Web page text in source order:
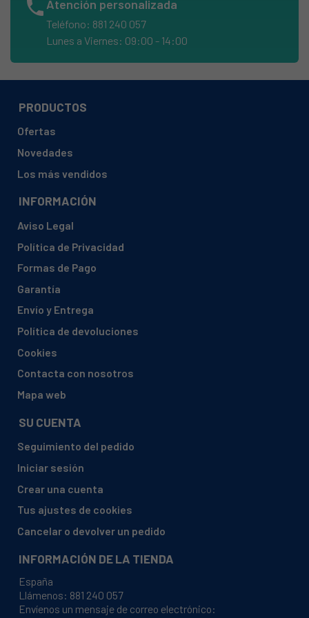
AMICA, DIM436ABH
AMICA, DIM436ACBD
AMICA, DIM604H
AMICA, DIM636ABH
AMICA, DIM638ACNBTLRKD
AMICA, EGSP 14569 V
AMICA, EGSP 14663 V
AMICA, EGSP 14695 E
AMICA, EGSP 14770 V
AMICA, EGSP 14895 E
AMICA, EGSP 14968 V
AMICA, EGSP 14970 V
phone Atención personalizada
Teléfono: 881 240 057
Lunes a Viernes: 09:00 - 14:00
PRODUCTOS
Ofertas
Novedades
Los más vendidos
INFORMACIÓN
Aviso Legal
Política de Privacidad
Formas de Pago
Garantía
Envío y Entrega
Política de devoluciones
Cookies
Contacta con nosotros
Mapa web
SU CUENTA
Seguimiento del pedido
Iniciar sesión
Crear una cuenta
Tus ajustes de cookies
Cancelar o devolver un pedido
INFORMACIÓN DE LA TIENDA
España
Llámenos: 881 240 057
Envíenos un mensaje de correo electrónico: